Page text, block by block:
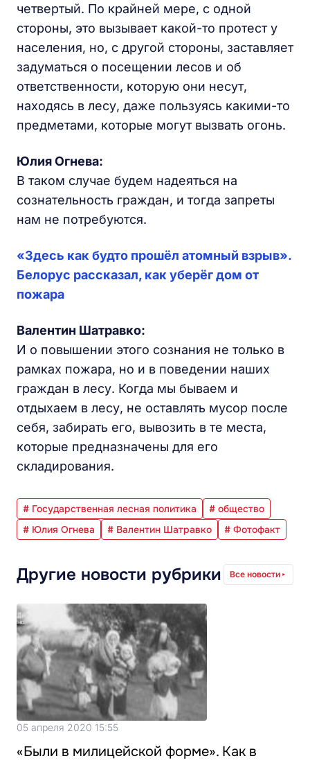
четвертый. По крайней мере, с одной
стороны, это вызывает какой-то протест у
населения, но, с другой стороны, заставляет
задуматься о посещении лесов и об
ответственности, которую они несут,
находясь в лесу, даже пользуясь какими-то
предметами, которые могут вызвать огонь.
Юлия Огнева:
В таком случае будем надеяться на
сознательность граждан, и тогда запреты
нам не потребуются.
«Здесь как будто прошёл атомный взрыв».
Белорус рассказал, как уберёг дом от
пожара
Валентин Шатравко:
И о повышении этого сознания не только в
рамках пожара, но и в поведении наших
граждан в лесу. Когда мы бываем и
отдыхаем в лесу, не оставлять мусор после
себя, забирать его, вывозить в те места,
которые предназначены для его
складирования.
# Государственная лесная политика
# общество
# Юлия Огнева
# Валентин Шатравко # Фотофакт
Другие новости рубрики Все новости
05 апреля 2020 15:55
«Были в милицейской форме». Как в